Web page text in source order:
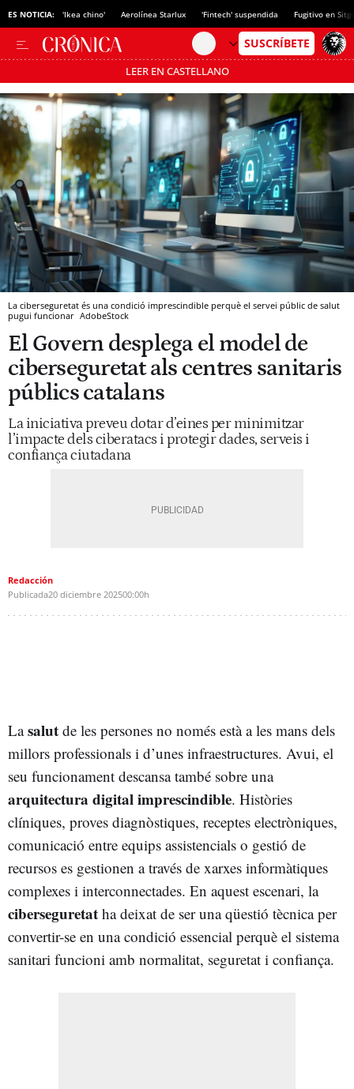
ES NOTICIA: 'Ikea chino' Aerolínea Starlux 'Fintech' suspendida Fugitivo en
LEER EN CASTELLANO
Pásate al MODO AHORRO
La ciberseguretat és una condició imprescindible perquè el servei públic de salut
pugui funcionar AdobeStock
El Govern desplega el model de
ciberseguretat als centres sanitaris
públics catalans
La iniciativa preveu dotar d’eines per minimitzar
l’impacte dels ciberatacs i protegir dades, serveis i
confiança ciutadana
Redacción
Publicada20 diciembre 202500:00h
Lasalut de les persones no només està a les mans dels
millors professionals i d’unes infraestructures. Avui, el
seu funcionament descansa també sobre una
arquitectura digital imprescindible. Històries
clíniques, proves diagnòstiques, receptes electròniques,
comunicació entre equips assistencials o gestió de
recursos es gestionen a través de xarxes informàtiques
complexes i interconnectades. En aquest escenari, la
ciberseguretat ha deixat de ser una qüestió tècnica per
convertir-se en una condició essencial perquè el sistema
sanitari funcioni amb normalitat, seguretat i confiança.